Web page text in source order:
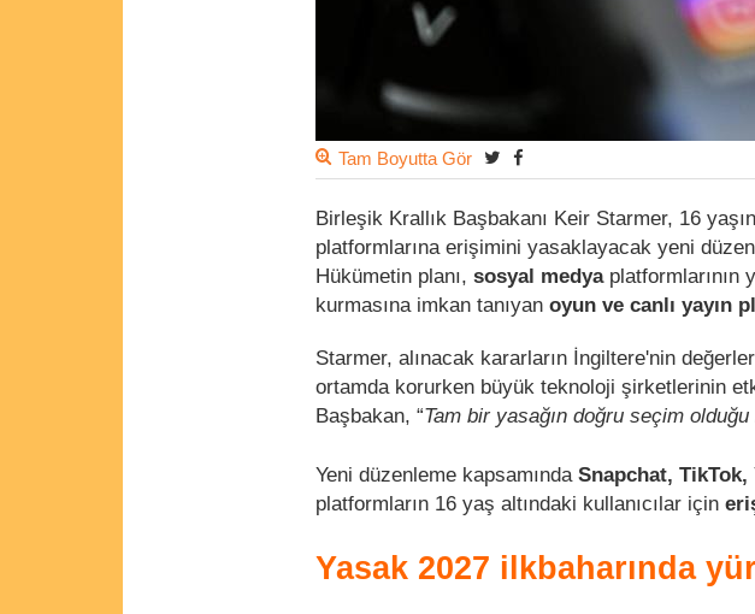
Tam Boyutta Gör
Birleşik Krallık Başbakanı Keir Starmer, 16
platformlarına erişimini yasaklayacak yeni
Hükümetin planı, sosyal medyaplatformlarının
kurmasına imkan tanıyan oyun ve canlı yayın
Starmer, alınacak kararların İngiltere'nin
ortamda korurken büyük teknoloji şirketlerinin
Başbakan, “Tam bir yasağın doğru seçim olduğu
Yeni düzenleme kapsamında Snapchat, TikTok,
platformların 16 yaş altındaki kullanıcılar için
Yasak 2027 ilkbaharında